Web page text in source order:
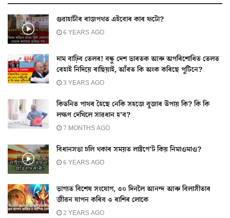
গুৱাহাটীৰ ৰাজপথত এইবোৰ কাৰ ফটো?
6 YEARS AGO
দাম বাঢ়িব তেলৰ! বন্ধু দেশ ভাৰতক আৰু অপৰিশোধিত তেলত
ৰেহাই নিদিয়ে ৰাছিয়াই, আঁৰত কি অংক কৰিছে পুটিনে?
3 YEARS AGO
কিডনিত পাথৰ হৈছে নেকি সহজে বুজাৰ উপায় কি? কি কি
লক্ষণ দেখিলে সাৱধান হ’ব?
7 MONTHS AGO
বিধানসভা চলি থকাৰ সময়ত লাষ্টগে’ট কিয় নিমাওমাও?
6 YEARS AGO
ভাগ্যত বিশেষ সংযোগ, ৩০ দিনলৈ আনন্দ আৰু বিলাসীতাৰ
জীৱন যাপন কৰিব ৩ ৰাশিৰ লোকে
2 YEARS AGO